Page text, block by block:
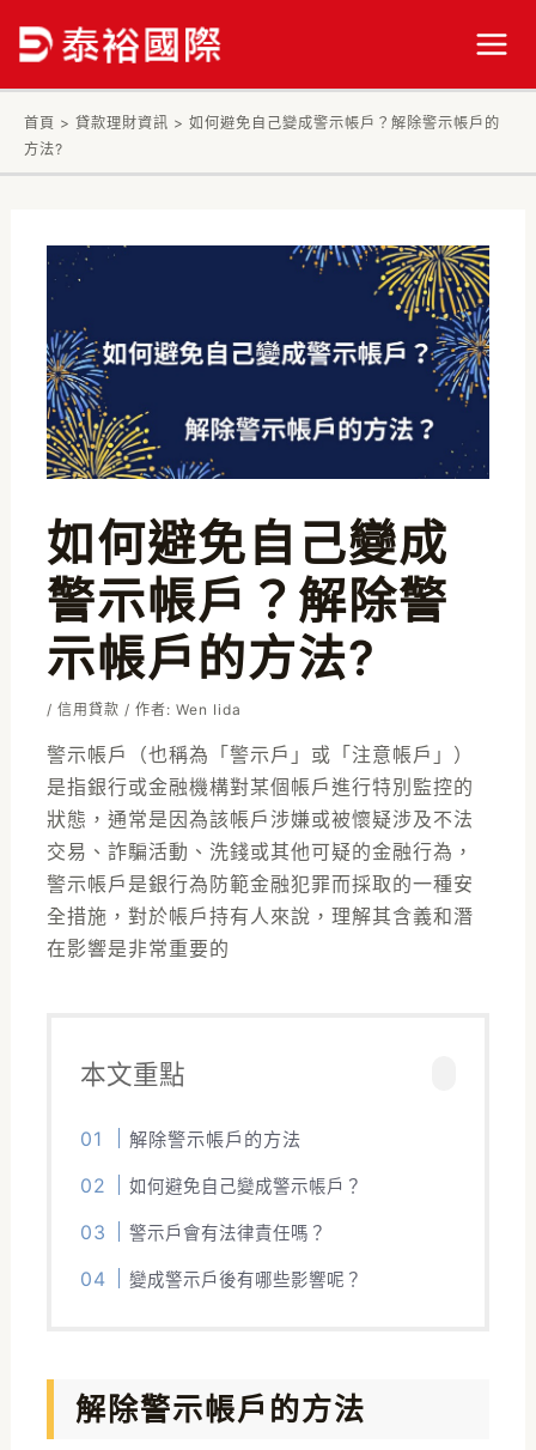
容
首頁 > 貸款理財資訊 > 如何避免自己變成警示帳戶？解除警示帳戶的
方法?
如何避免自己變成
警示帳戶？解除警
示帳戶的方法?
/ 信用貸款 / 作者: Wen Iida
警示帳戶（也稱為「警示戶」或「注意帳戶」）
是指銀行或金融機構對某個帳戶進行特別監控的
狀態，通常是因為該帳戶涉嫌或被懷疑涉及不法
交易、詐騙活動、洗錢或其他可疑的金融行為，
警示帳戶是銀行為防範金融犯罪而採取的一種安
全措施，對於帳戶持有人來說，理解其含義和潛
在影響是非常重要的
本文重點
解除警示帳戶的方法
如何避免自己變成警示帳戶？
警示戶會有法律責任嗎？
變成警示戶後有哪些影響呢？
解除警示帳戶的方法
navigation